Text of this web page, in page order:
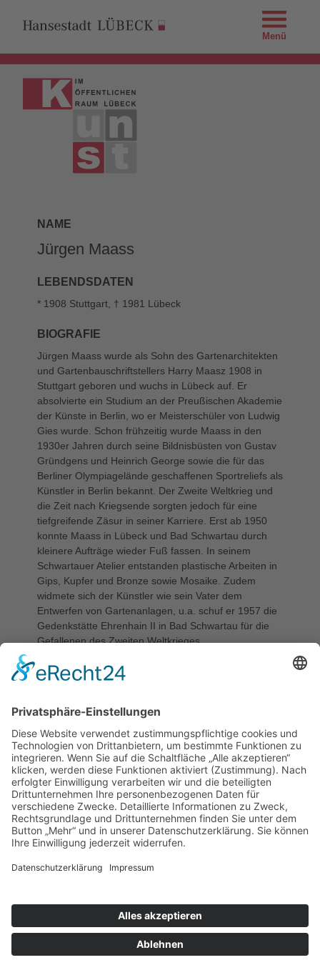
Menü
NAME
Jürgen Maass
LEBENDSDATEN
* 1908 Stuttgart, † 1981 Lübeck
BIOGRAFIE
Jürgen Maass wurde als Sohn des Gartenarchitekten
und Gartenbauschriftstellers Harry Maasz 1908 in
Stuttgart geboren und wuchs in Lübeck auf. Er
absolvierte ein Studium an der Preußischen Akademie
der Künste in Berlin, wo er Meisterschüler von Ludwig
Gies wurde. Schon frühzeitig wurde Maass in den
1930er Jahren durch seine Bildnisbüsten von Gustav
Gründgens und Heinrich George sowie die für das
Berliner Olympiagelände geschaffenen Sportreliefs als
Künstler in Berlin bekannt. Der Zweite Weltkrieg und
die Zeit nach Kriegsende sorgten jedoch für eine
tiefgreifende Zäsur in seiner Karriere. Erst ab 1950
konnte Maass in Lübeck und Bad Schwartau durch
kleinere Aufträge wieder Fuß fassen. In seinem
Schwartauer Atelier entstanden plastische Arbeiten in
Gips, Kupfer und Bronze sowie Mosaike. Zudem
widmete sich der Künstler wie sein Vater dem
Entwerfen von Gartenanlagen, u.a. schuf er 1957 die
Gedenkstätte Ehrenhain II in Bad Schwartau für die
Gefallenen des Zweiten Weltkrieges.
WERKE
Töpfer
Entstehung: 1936
Material: Keramik
Standort: Fischergrube 22
Details